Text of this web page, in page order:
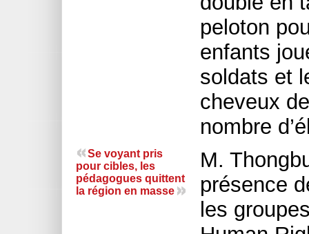
peloton
enfants
soldats et
cheveux
nombre
Se voyant pris
pour cibles, les
pédagogues quittent
la région en masse
M.
présence
les